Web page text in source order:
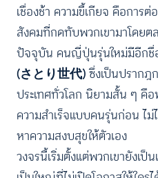
เชื่องช้า ความขี้เกียจ คือการ
สังคมที่กดทับพวกเขามาโดยต
ปัจจุบัน คนญี่ปุ่นรุ่นใหม่มีอีกชื่
(さとり世代)ซึ่งเป็นปรากฎ
ประเทศทั่วโลก นิยามสั้น ๆ คือ
ความสำเร็จแบบคนรุ่นก่อน ไ
หาความสงบสุขให้ตัวเอง
วงจรนี้เริ่มตั้งแต่พวกเขายังเ